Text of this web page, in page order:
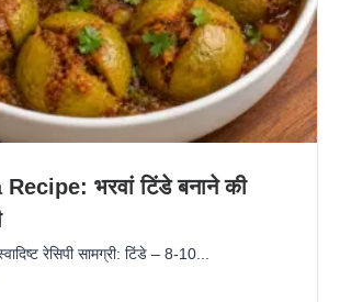
भरवां टिंडे बनाने की
रेसिपी सामग्री: टिंडे – 8-10...